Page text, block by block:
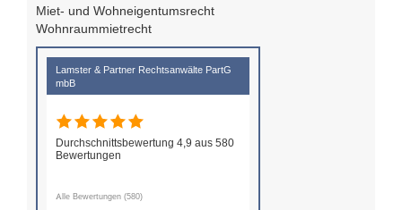
Miet- und Wohneigentumsrecht
Wohnraummietrecht
Lamster & Partner Rechtsanwälte PartG
mbB
Durchschnittsbewertung 4,9 aus 580
Bewertungen
Alle Bewertungen (580)